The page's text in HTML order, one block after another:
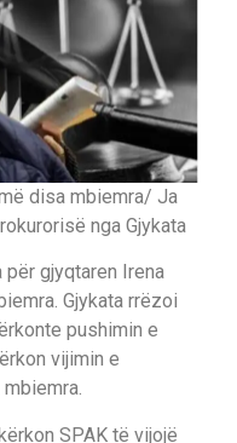
disa mbiemra/ Ja
nga Gjykata
për gjyqtaren Irena
Gjykata rrëzoi
pushimin e
vijimin e
SPAK të vijojë